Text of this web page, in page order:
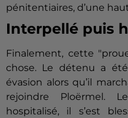
pénitentiaires, d’une
Interpellé puis
Finalement, cette
chose. Le détenu a
évasion alors qu’il
rejoindre Ploërmel.
hospitalisé, il s’est